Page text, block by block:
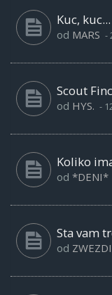
Kuc, kuc...
od MARS -
Scout
od HYS. -
Koliko
od *DENI*
Sta vam
od